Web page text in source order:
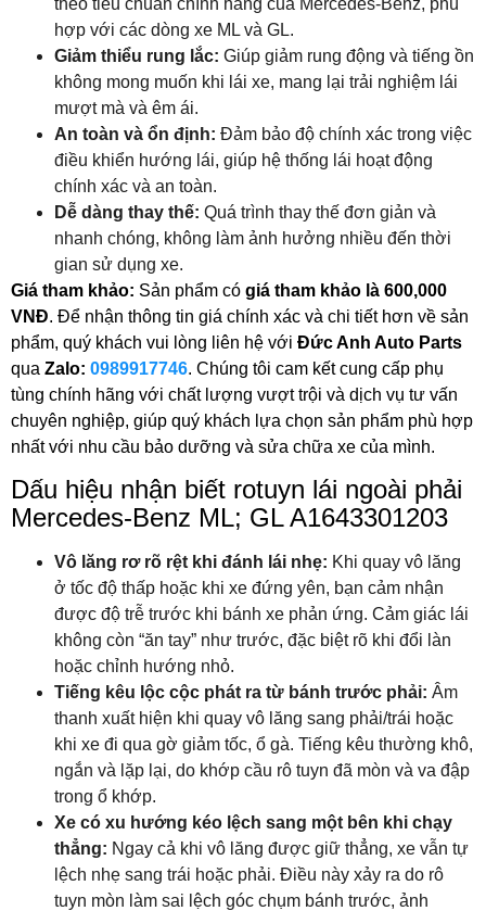
hợp với các dòng xe ML và GL.
Giảm thiểu rung lắc: Giúp giảm rung động và tiếng ồn
không mong muốn khi lái xe, mang lại trải nghiệm lái
mượt mà và êm ái.
An toàn và ổn định: Đảm bảo độ chính xác trong việc
điều khiển hướng lái, giúp hệ thống lái hoạt động
chính xác và an toàn.
Dễ dàng thay thế: Quá trình thay thế đơn giản và
nhanh chóng, không làm ảnh hưởng nhiều đến thời
gian sử dụng xe.
Giá tham khảo: Sản phẩm có giá tham khảo là 600,000
VNĐ. Để nhận thông tin giá chính xác và chi tiết hơn về sản
phẩm, quý khách vui lòng liên hệ với Đức Anh Auto Parts
qua Zalo: 0989917746. Chúng tôi cam kết cung cấp phụ
tùng chính hãng với chất lượng vượt trội và dịch vụ tư vấn
chuyên nghiệp, giúp quý khách lựa chọn sản phẩm phù hợp
nhất với nhu cầu bảo dưỡng và sửa chữa xe của mình.
Dấu hiệu nhận biết rotuyn lái ngoài phải
Mercedes-Benz ML; GL A1643301203
Vô lăng rơ rõ rệt khi đánh lái nhẹ: Khi quay vô lăng
ở tốc độ thấp hoặc khi xe đứng yên, bạn cảm nhận
được độ trễ trước khi bánh xe phản ứng. Cảm giác lái
không còn “ăn tay” như trước, đặc biệt rõ khi đổi làn
hoặc chỉnh hướng nhỏ.
Tiếng kêu lộc cộc phát ra từ bánh trước phải: Âm
thanh xuất hiện khi quay vô lăng sang phải/trái hoặc
khi xe đi qua gờ giảm tốc, ổ gà. Tiếng kêu thường khô,
ngắn và lặp lại, do khớp cầu rô tuyn đã mòn và va đập
trong ổ khớp.
Xe có xu hướng kéo lệch sang một bên khi chạy
thẳng: Ngay cả khi vô lăng được giữ thẳng, xe vẫn tự
lệch nhẹ sang trái hoặc phải. Điều này xảy ra do rô
tuyn mòn làm sai lệch góc chụm bánh trước, ảnh